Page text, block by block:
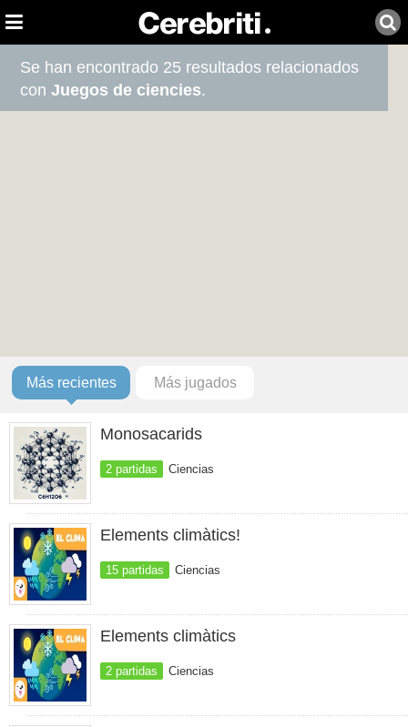
Se han encontrado 25 resultados relacionados
conJuegos de ciencies.
Más recientes Más jugados
Monosacarids
2 partidas Ciencias
Elements climàtics!
15 partidas Ciencias
Elements climàtics
2 partidas Ciencias